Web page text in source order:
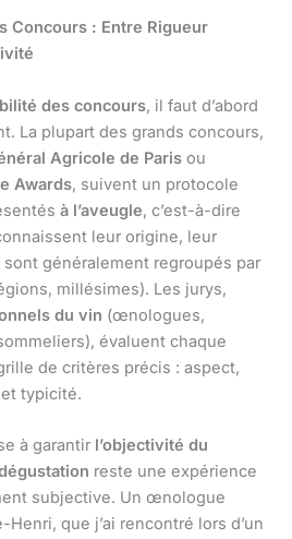
Concours : Entre Rigueur
des concours, il faut d’abord
La plupart des grands concours,
Agricole de Paris ou
Awards, suivent un protocole
à l’aveugle, c’est-à-dire
leur origine, leur
généralement regroupés par
millésimes). Les jurys,
du vin (œnologues,
évaluent chaque
de critères précis : aspect,
typicité.
à garantir l’objectivité du
reste une expérience
subjective. Un œnologue
que j’ai rencontré lors d’un